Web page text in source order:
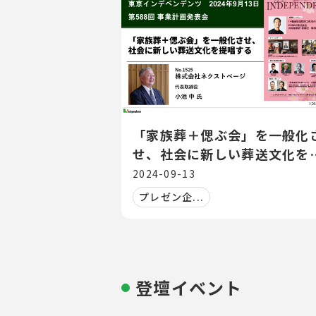
「家族葬＋偲ぶ会」を一般化
せ、社会に新しい葬送文化を
唱する
2024-09-13
プレゼン企...
登壇イベント